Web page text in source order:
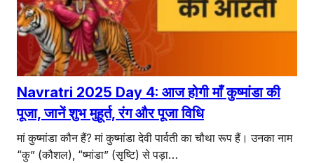
एजुकेशन
Facebook
Instagram
X
Navratri 2025 Day 4: आज होगी माँ कुष्मांडा की
पूजा, जानें शुभ मुहूर्त, रंग और पूजा विधि
मां कुष्मांडा कौन हैं? मां कुष्मांडा देवी पार्वती का चौथा रूप हैं। उनका नाम
“कु” (कौशल), “ष्मांडा” (सृष्टि) से पड़ा…